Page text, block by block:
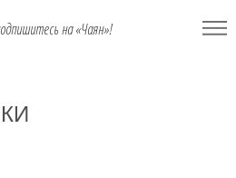
на «Чаян»!